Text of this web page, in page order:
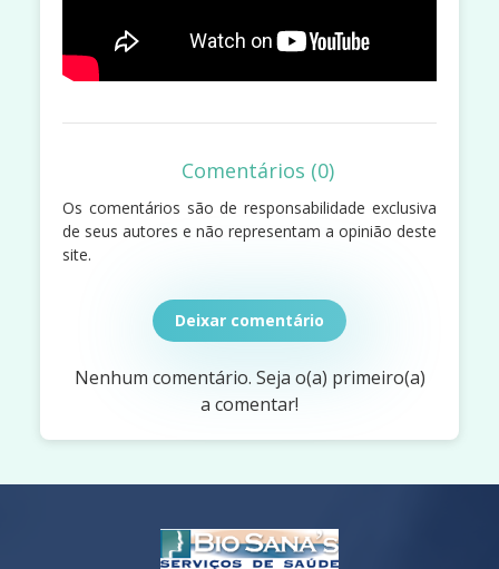
Comentários (0)
Os comentários são de responsabilidade exclusiva
de seus autores e não representam a opinião deste
site.
Deixar comentário
Nenhum comentário. Seja o(a) primeiro(a)
a comentar!